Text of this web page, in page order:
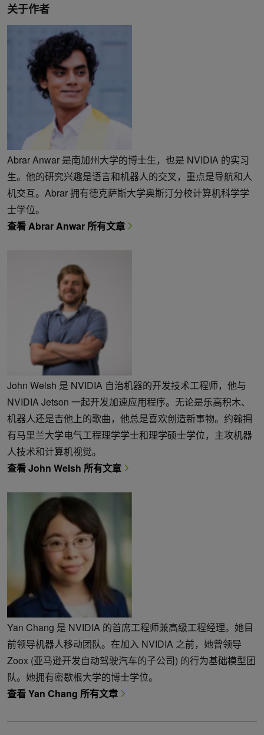
关于作者
Abrar Anwar 是南加州大学的博士生，也是 NVIDIA 的实习
生。他的研究兴趣是语言和机器人的交叉，重点是导航和人
机交互。Abrar 拥有德克萨斯大学奥斯汀分校计算机科学学
士学位。
查看 Abrar Anwar 所有文章
John Welsh 是 NVIDIA 自治机器的开发技术工程师，他与
NVIDIA Jetson 一起开发加速应用程序。无论是乐高积木、
机器人还是吉他上的歌曲，他总是喜欢创造新事物。约翰拥
有马里兰大学电气工程理学学士和理学硕士学位，主攻机器
人技术和计算机视觉。
查看 John Welsh 所有文章
Yan Chang 是 NVIDIA 的首席工程师兼高级工程经理。她目
前领导机器人移动团队。在加入 NVIDIA 之前，她曾领导
Zoox (亚马逊开发自动驾驶汽车的子公司) 的行为基础模型团
队。她拥有密歇根大学的博士学位。
查看 Yan Chang 所有文章